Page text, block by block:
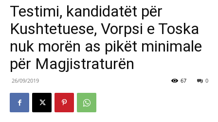
Testimi, kandidatët për
Kushtetuese, Vorpsi e Toska
nuk morën as pikët minimale
për Magjistraturën
26/09/2019 0
67